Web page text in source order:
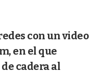
con un video
en el que
cadera al